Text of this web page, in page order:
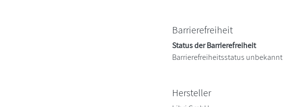
Barrierefreiheit
Status der Barrierefreiheit
Barrierefreiheitsstatus unbekannt
Hersteller